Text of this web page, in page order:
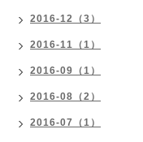
2016-12（3）
2016-11（1）
2016-09（1）
2016-08（2）
2016-07（1）